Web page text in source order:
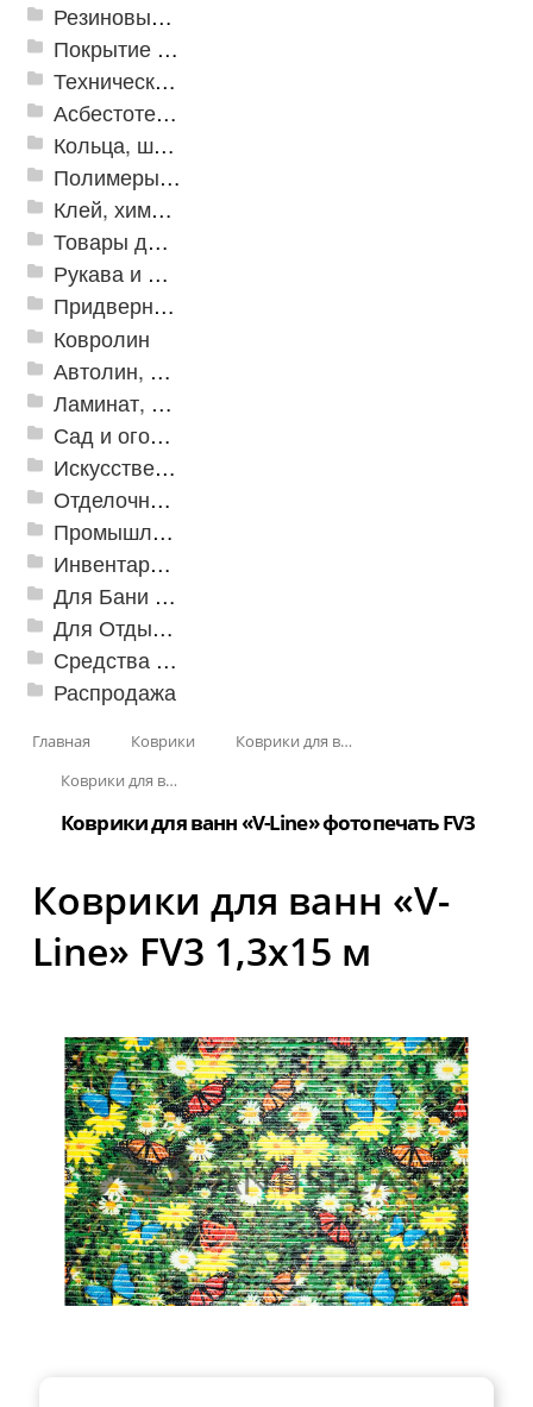
Резиновые и ПВХ дорожки
Покрытие из резиновой крошки
Техническая резина
Асбестотехнические и теплоизоляционные материалы
Кольца, шайбы, манжеты
Полимеры и пластики
Клей, химия, сопутствующие товары
Товары для дома
Рукава и шланги промышленные
Придверные решетки
Ковролин
Автолин, Транслин, Линолеум
Ламинат, Кварцвиниловая плитка SPC
Сад и огород
Искусственная трава
Отделочные профили
Промышленный текстиль
Инвентарь для клининга
Для Бани и Сауны
Для Отдыха и Пикника
Средства от насекомых и садовых вредителей
Распродажа
Главная Коврики
Коврики для ванн
Коврики для ванн «V-Line», фотопечать
Коврики для ванн «V-Line» фотопечать FV3
Коврики для ванн «V-
Line» FV3 1,3x15 м